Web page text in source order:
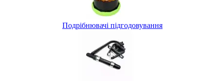
Подрібнювачі підгодовування